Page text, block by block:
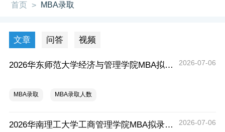
首页 > MBA录取
文章 问答 视频
2026华东师范大学经济与管理学院MBA拟录取分析解读 2026-07-06
MBA录取 MBA录取人数
2026华南理工大学工商管理学院MBA拟录取分析解读 2026-07-06